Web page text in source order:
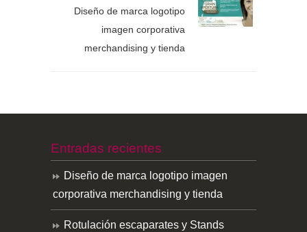
Diseño de marca logotipo
imagen corporativa
merchandising y tienda
Entradas recientes
Diseño de marca logotipo imagen
corporativa merchandising y tienda
Rotulación escaparates y Stands